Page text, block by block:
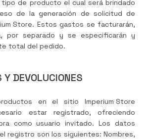
tipo de producto el cual será brindado
de la generación de solicitud de
Store. Estos gastos se facturarán,
por separado y se especificarán y
total del pedido.
DEVOLUCIONES
en el sitio Imperium Store
estar registrado, ofreciendo
como usuario invitado. Los datos
registro son los siguientes: Nombres,